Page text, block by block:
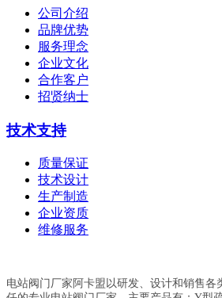
公司介绍
品牌优势
服务理念
企业文化
合作客户
招贤纳士
技术支持
质量保证
技术设计
生产制造
企业资质
维修服务
电站阀门厂家阿卡盟以研发、设计和销售各